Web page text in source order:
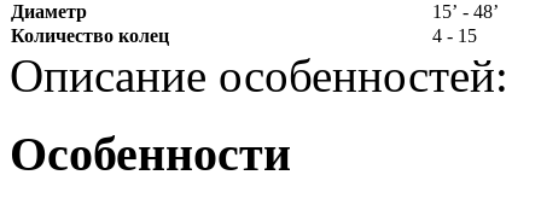
Диаметр
15’ - 48’
Количество колец
4 - 15
Описание особенностей:
Особенности